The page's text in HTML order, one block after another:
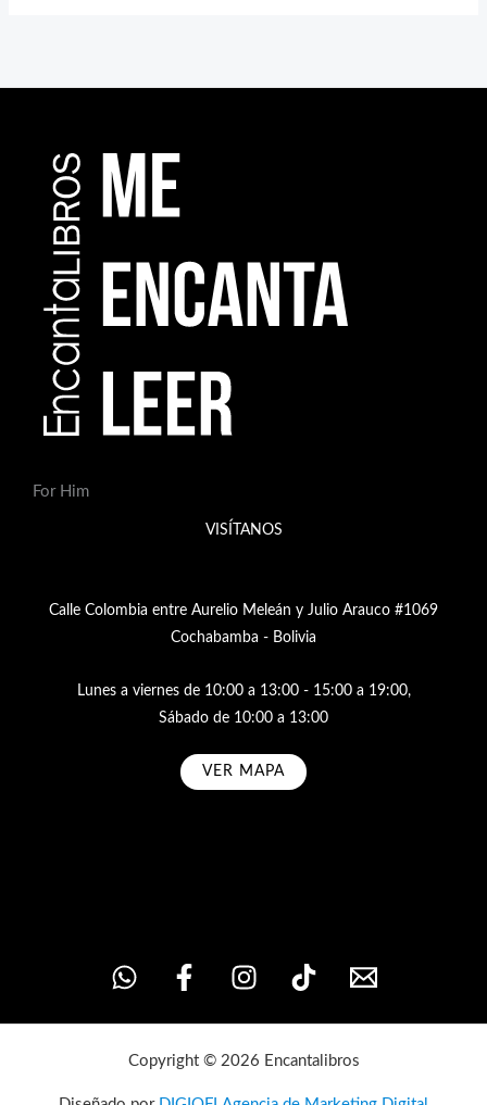
For Him
VISÍTANOS
Calle Colombia entre Aurelio Meleán y Julio Arauco #1069
Cochabamba - Bolivia
Lunes a viernes de 10:00 a 13:00 - 15:00 a 19:00,
Sábado de 10:00 a 13:00
VER MAPA
Copyright © 2026 Encantalibros